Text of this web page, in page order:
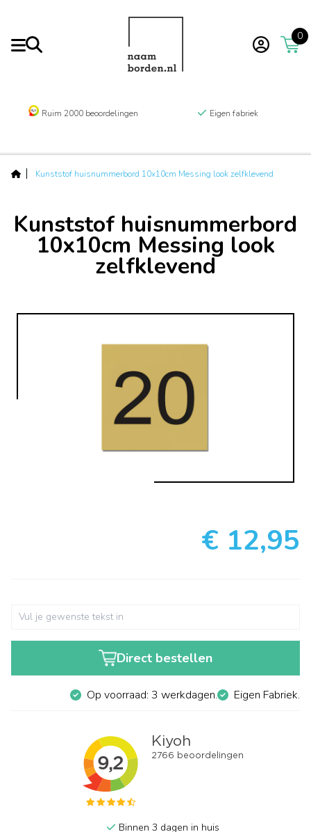
0
Ruim 2000 beoordelingen Eigen fabriek
Kunststof huisnummerbord 10x10cm Messing look zelfklevend
Kunststof huisnummerbord
10x10cm Messing look
zelfklevend
€ 12,95
Direct bestellen
Op voorraad: 3 werkdagen. Eigen Fabriek.
Binnen 3 dagen in huis